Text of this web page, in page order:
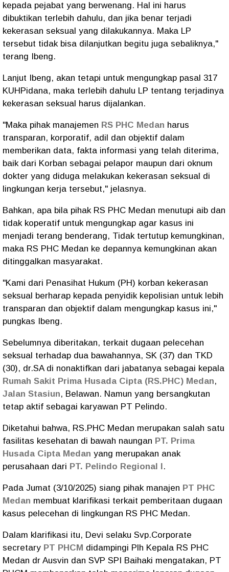
kepada pejabat yang berwenang. Hal ini harus
dibuktikan terlebih dahulu, dan jika benar terjadi
kekerasan seksual yang dilakukannya. Maka LP
tersebut tidak bisa dilanjutkan begitu juga sebaliknya,"
terang Ibeng.
Lanjut Ibeng, akan tetapi untuk mengungkap pasal 317
KUHPidana, maka terlebih dahulu LP tentang terjadinya
kekerasan seksual harus dijalankan.
"Maka pihak manajemen RS PHC Medan harus
transparan, korporatif, adil dan objektif dalam
memberikan data, fakta informasi yang telah diterima,
baik dari Korban sebagai pelapor maupun dari oknum
dokter yang diduga melakukan kekerasan seksual di
lingkungan kerja tersebut," jelasnya.
Bahkan, apa bila pihak RS PHC Medan menutupi aib dan
tidak koperatif untuk mengungkap agar kasus ini
menjadi terang benderang, Tidak tertutup kemungkinan,
maka RS PHC Medan ke depannya kemungkinan akan
ditinggalkan masyarakat.
"Kami dari Penasihat Hukum (PH) korban kekerasan
seksual berharap kepada penyidik kepolisian untuk lebih
transparan dan objektif dalam mengungkap kasus ini,"
pungkas Ibeng.
Sebelumnya diberitakan, terkait dugaan pelecehan
seksual terhadap dua bawahannya, SK (37) dan TKD
(30), dr.SA di nonaktifkan dari jabatanya sebagai kepala
Rumah Sakit Prima Husada Cipta (RS.PHC) Medan,
Jalan Stasiun, Belawan. Namun yang bersangkutan
tetap aktif sebagai karyawan PT Pelindo.
Diketahui bahwa, RS.PHC Medan merupakan salah satu
fasilitas kesehatan di bawah naungan PT. Prima
Husada Cipta Medan yang merupakan anak
perusahaan dari PT. Pelindo Regional l .
Pada Jumat (3/10/2025) siang pihak manajen PT PHC
Medan membuat klarifikasi terkait pemberitaan dugaan
kasus pelecehan di lingkungan RS PHC Medan.
Dalam klarifikasi itu, Devi selaku Svp.Corporate
secretary PT PHCM didampingi Plh Kepala RS PHC
Medan dr Ausvin dan SVP SPI Baihaki mengatakan, PT